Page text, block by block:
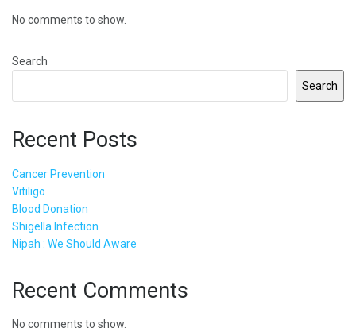
No comments to show.
Search
Search
Recent Posts
Cancer Prevention
Vitiligo
Blood Donation
Shigella Infection
Nipah : We Should Aware
Recent Comments
No comments to show.